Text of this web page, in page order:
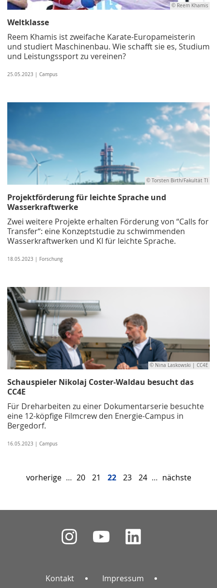
© Reem Khamis
Weltklasse
Reem Khamis ist zweifache Karate-Europameisterin
und studiert Maschinenbau. Wie schafft sie es, Studium
und Leistungssport zu vereinen?
25.05.2023 | Campus
© Torsten Birth/Fakultät TI
Projektförderung für leichte Sprache und
Wasserkraftwerke
Zwei weitere Projekte erhalten Förderung von “Calls for
Transfer“: eine Konzeptstudie zu schwimmenden
Wasserkraftwerken und KI für leichte Sprache.
18.05.2023 | Forschung
© Nina Laskowski | CC4E
Schauspieler Nikolaj Coster-Waldau besucht das
CC4E
Für Dreharbeiten zu einer Dokumentarserie besuchte
eine 12-köpfige Filmcrew den Energie-Campus in
Bergedorf.
16.05.2023 | Campus
vorherige … 20 21 22 23 24 … nächste
Kontakt Impressum